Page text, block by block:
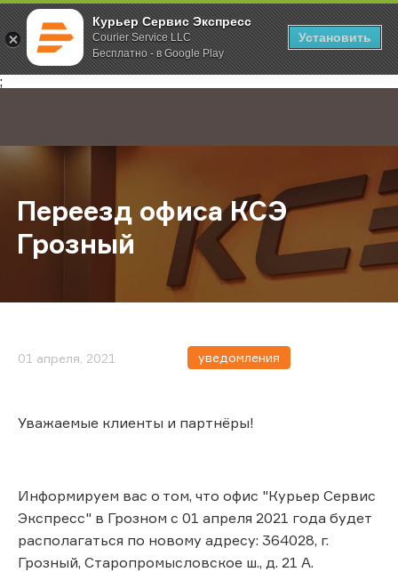
Курьер Сервис Экспресс
Courier Service LLC
Бесплатно - в Google Play
Установить
;
Главная О компании Новости Переезд офиса КСЭ Грозный
Переезд офиса КСЭ
Грозный
01 апреля, 2021 уведомления
Уважаемые клиенты и партнёры!
Информируем вас о том, что офис "Курьер Сервис
Экспресс" в Грозном с 01 апреля 2021 года будет
располагаться по новому адресу: 364028, г.
Грозный, Старопромысловское ш., д. 21 А.